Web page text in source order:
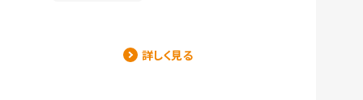
詳しく見る